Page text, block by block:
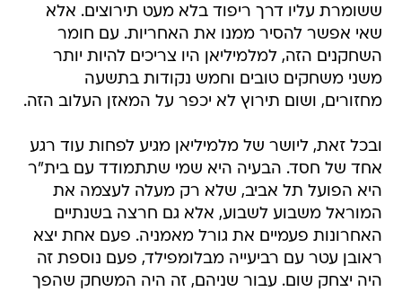
ששומרת עליו דרך ריפוד בלא מעט תירוצים. אלא
שאי אפשר להסיר ממנו את האחריות. עם חומר
השחקנים הזה, למלמיליאן היו צריכים להיות יותר
משני משחקים טובים וחמש נקודות בתשעה
מחזורים, ושום תירוץ לא יכפר על המאזן העלוב הזה.
ובכל זאת, ליושר של מלמיליאן מגיע לפחות עוד רגע
אחד של חסד. הבעיה היא שמי שתתמודד עם בית"ר
היא הפועל תל אביב, שלא רק מעלה לעצמה את
המוראל משבוע לשבוע, אלא גם חרצה בשנתיים
האחרונות פעמיים את גורל מאמניה. פעם אחת יצא
ראובן עטר עם רביעייה מבלומפילד, פעם נוספת זה
היה יצחק שום. עבור שניהם, זה היה המשחק שהפך